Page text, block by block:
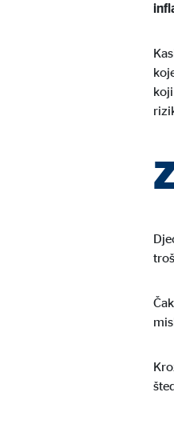
Trajanje
Vanjski
Sadržaj
ručni
YouTube
Ponuđač:
Trajanje